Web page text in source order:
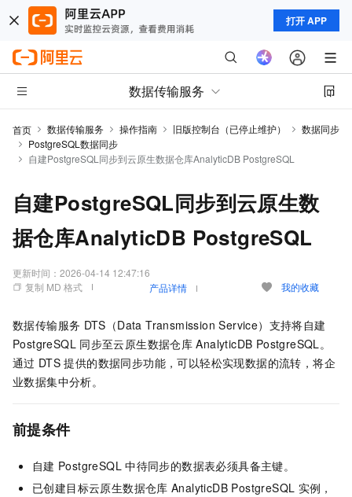
打开 APP
数据传输服务
首页 数据传输服务 操作指南 旧版控制台（已停止维护）
数据同步
PostgreSQL数据同步
自建PostgreSQL同步到云原生数据仓库AnalyticDB PostgreSQL
自建PostgreSQL同步到云原生数
据仓库AnalyticDB PostgreSQL
更新时间： 2026-04-14 12:47:16
复制 MD 格式
产品详情 我的收藏
数据传输服务 DTS（Data Transmission Service）支持将自建
PostgreSQL 同步至云原生数据仓库 AnalyticDB PostgreSQL。
通过 DTS 提供的数据同步功能，可以轻松实现数据的流转，将企
业数据集中分析。
前提条件
自建 PostgreSQL 中待同步的数据表必须具备主键。
已创建目标云原生数据仓库 AnalyticDB PostgreSQL 实例，